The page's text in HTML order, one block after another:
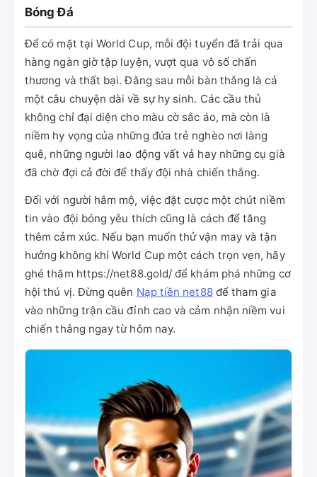
Bóng Đá
Để có mặt tại World Cup, mỗi đội tuyển đã trải qua
hàng ngàn giờ tập luyện, vượt qua vô số chấn
thương và thất bại. Đằng sau mỗi bàn thắng là cả
một câu chuyện dài về sự hy sinh. Các cầu thủ
không chỉ đại diện cho màu cờ sắc áo, mà còn là
niềm hy vọng của những đứa trẻ nghèo nơi làng
quê, những người lao động vất vả hay những cụ già
đã chờ đợi cả đời để thấy đội nhà chiến thắng.
Đối với người hâm mộ, việc đặt cược một chút niềm
tin vào đội bóng yêu thích cũng là cách để tăng
thêm cảm xúc. Nếu bạn muốn thử vận may và tận
hưởng không khí World Cup một cách trọn vẹn, hãy
ghé thăm https://net88.gold/ để khám phá những cơ
hội thú vị. Đừng quên Nạp tiền net88để tham gia
vào những trận cầu đỉnh cao và cảm nhận niềm vui
chiến thắng ngay từ hôm nay.